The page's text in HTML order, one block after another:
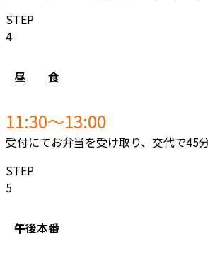
STEP
4
昼 食
11:30〜13:00
受付にてお弁当を受け取り、交代で45
STEP
5
午後本番